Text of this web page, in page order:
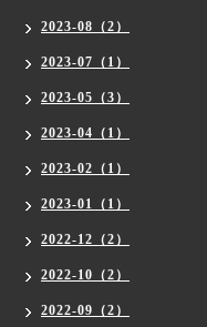
2023-08（2）
2023-07（1）
2023-05（3）
2023-04（1）
2023-02（1）
2023-01（1）
2022-12（2）
2022-10（2）
2022-09（2）